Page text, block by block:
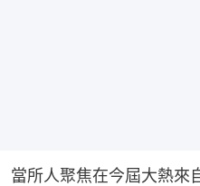
當所人聚焦在今屆大熱來